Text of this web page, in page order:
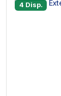
4 Disp.